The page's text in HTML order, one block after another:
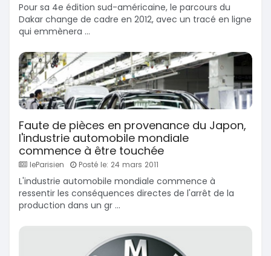
Pour sa 4e édition sud-américaine, le parcours du
Dakar change de cadre en 2012, avec un tracé en ligne
qui emmènera ...
Faute de pièces en provenance du Japon,
l'industrie automobile mondiale
commence à être touchée
leParisien Posté le: 24 mars 2011
L'industrie automobile mondiale commence à
ressentir les conséquences directes de l'arrêt de la
production dans un gr ...